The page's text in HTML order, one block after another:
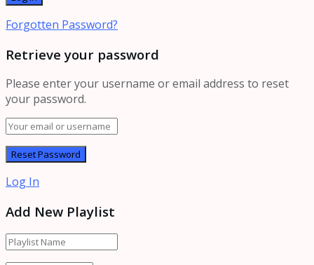
Forgotten Password?
Retrieve your password
Please enter your username or email address to reset
your password.
Log In
Add New Playlist